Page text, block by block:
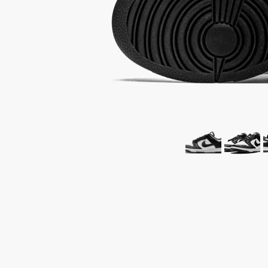
СКИДКА 5000 ПО
Air Jordan 6
Air Max
Dunk
Travis Scott
Смотреть все